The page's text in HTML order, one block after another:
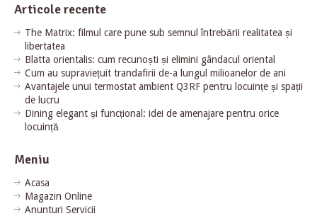
Articole recente
The Matrix: filmul care pune sub semnul întrebării realitatea și
libertatea
Blatta orientalis: cum recunoști și elimini gândacul oriental
Cum au supraviețuit trandafirii de-a lungul milioanelor de ani
Avantajele unui termostat ambient Q3RF pentru locuințe și spații
de lucru
Dining elegant și funcțional: idei de amenajare pentru orice
locuință
Meniu
Acasa
Magazin Online
Anunturi Servicii